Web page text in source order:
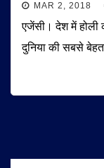
MAR 2, 2018
एजेंसी। देश में होली
दुनिया की सबसे